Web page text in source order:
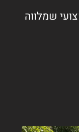
שמלווה